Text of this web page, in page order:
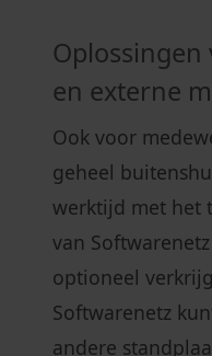
en externe
Ook voor
geheel
werktijd met het
van
optioneel
Softwarenetz
andere